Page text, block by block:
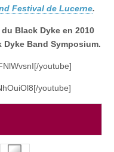
Festival de Lucerne.
Black Dyke en 2010
Band Symposium.
youtube]
youtube]